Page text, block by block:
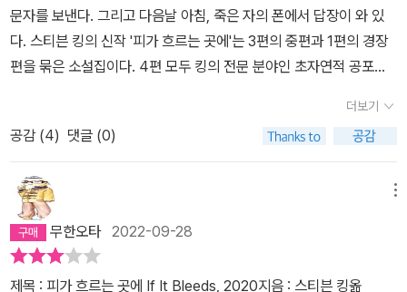
문자를 보낸다. 그리고 다음날 아침, 죽은 자의 폰에서 답장이 와 있
다. 스티븐 킹의 신작 '피가 흐르는 곳에'는 3편의 중편과 1편의 경장
편을 묶은 소설집이다. 4편 모두 킹의 전문 분야인 초자연적 공포를
이 있었다. 첫 수록작 '해리건 씨의 전화기'는 죽은 자에게서 걸려온
전화라는 고전적인 공포 방식이 SNS로 대표되는 요즘 세대에 오히
려 신선한 장치로 어우러진다. 두 번째 작 '척의 일생'은 난해하지만
신비하다. 누군지도 모르는 척의 죽음에 명복을 비는 문구가 전 세계
곳곳에 나타나는 오프닝은 어딘지 크툴루 신화적인 느낌도 난다. 세
번째 수록작 '피가 흐르는 곳에'는 '미스터 메르세데스' 시리즈의 외전
으로 홀리 기브니의 이야기를 다루고 있다. '미스터 메르세데스'를 재
더보기
공감 (4) 댓글 (0)
무한오타2022-09-28
제목 : 피가 흐르는 곳에 If It Bleeds, 2020지음 : 스티븐 킹옮